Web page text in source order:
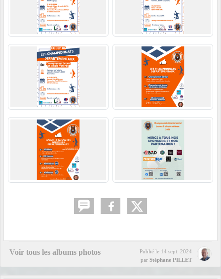
Voir tous les albums photos Publié le 14 sept. 2024
par Stéphane PILLET